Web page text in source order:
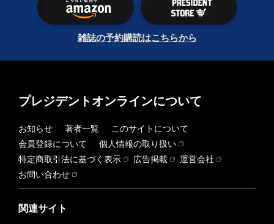
雑誌の予約購読はこちらから
プレジデントオンラインについて
お知らせ 著者一覧
このサイトについて
会員登録について
個人情報の取り扱い
特定商取引法に基づく表示
広告掲載
運営会社
お問い合わせ
関連サイト